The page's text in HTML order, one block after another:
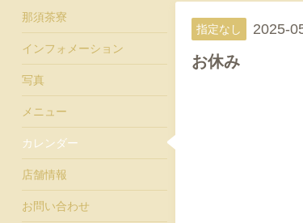
指定なし 2025-
お休み
那須茶寮
インフォメーション
写真
メニュー
カレンダー
店舗情報
お問い合わせ